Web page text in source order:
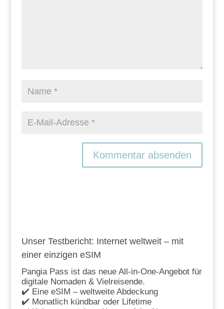
Unser Testbericht: Internet weltweit – mit
einer einzigen eSIM
Pangia Pass ist das neue All-in-One-Angebot für
digitale Nomaden & Vielreisende.
✔️ Eine eSIM – weltweite Abdeckung
✔️ Monatlich kündbar oder Lifetime